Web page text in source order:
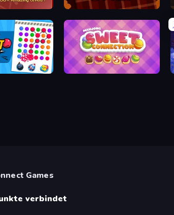
Draw Word Chef
Mahjong Sweet Connection
Games
verbindet